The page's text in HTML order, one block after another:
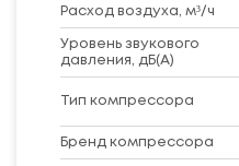
Расход воздуха, м³/ч
Уровень звукового
давления, дБ(А)
Тип компрессора
Бренд компрессора